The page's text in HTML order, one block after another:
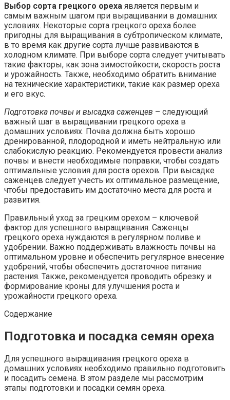
Выбор сорта грецкого ореха является первым и
самым важным шагом при выращивании в домашних
условиях. Некоторые сорта грецкого ореха более
пригодны для выращивания в субтропическом климате,
в то время как другие сорта лучше развиваются в
холодном климате. При выборе сорта следует учитывать
такие факторы, как зона зимостойкости, скорость роста
и урожайность. Также, необходимо обратить внимание
на технические характеристики, такие как размер ореха
и его вкус.
Подготовка почвы и высадка саженцев – следующий
важный шаг в выращивании грецкого ореха в
домашних условиях. Почва должна быть хорошо
дренированной, плодородной и иметь нейтральную или
слабокислую реакцию. Рекомендуется провести анализ
почвы и внести необходимые поправки, чтобы создать
оптимальные условия для роста орехов. При высадке
саженцев следует учесть их оптимальное размещение,
чтобы предоставить им достаточно места для роста и
развития.
Правильный уход за грецким орехом – ключевой
фактор для успешного выращивания. Саженцы
грецкого ореха нуждаются в регулярном поливе и
удобрении. Важно поддерживать влажность почвы на
оптимальном уровне и обеспечить регулярное внесение
удобрений, чтобы обеспечить достаточное питание
растения. Также, рекомендуется проводить обрезку и
формирование кроны для улучшения роста и
урожайности грецкого ореха.
Содержание
Подготовка и посадка семян ореха
Для успешного выращивания грецкого ореха в
домашних условиях необходимо правильно подготовить
и посадить семена. В этом разделе мы рассмотрим
этапы подготовки и посадки семян ореха.